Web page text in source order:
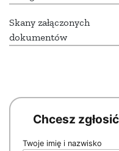
Skany załączonych
dokumentów
Chcesz
Twoje imię i nazwisko